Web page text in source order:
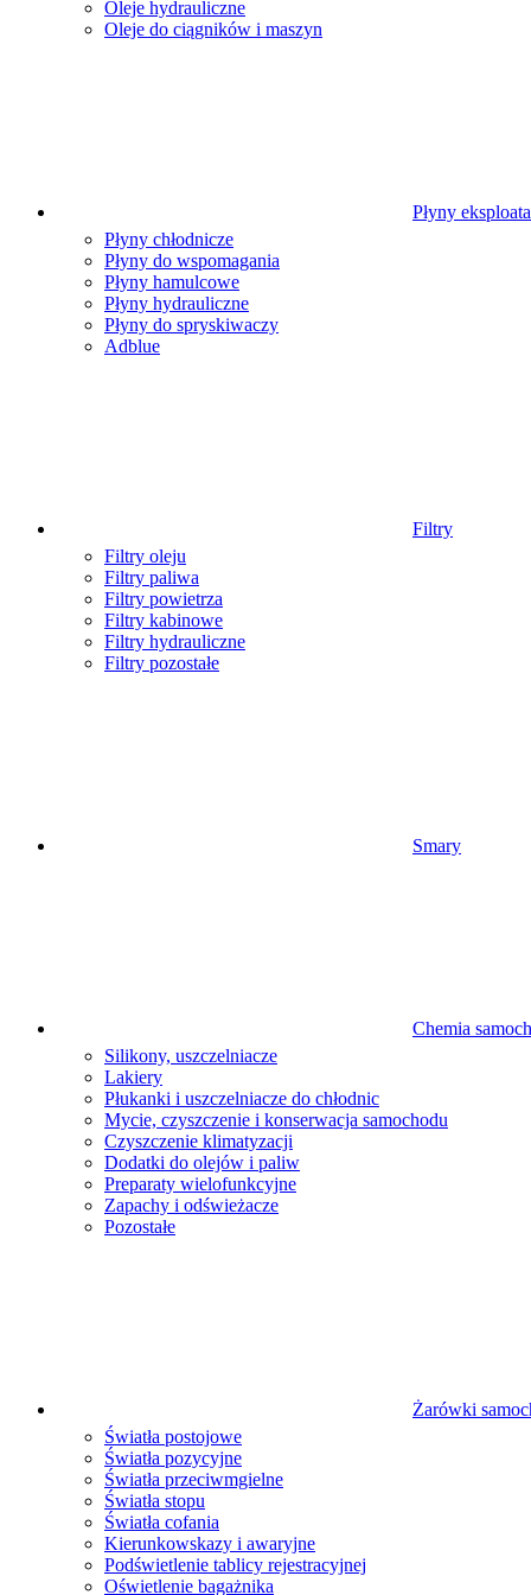
Oleje hydrauliczne
Oleje do ciągników i maszyn
Płyny
Płyny chłodnicze
Płyny do wspomagania
Płyny hamulcowe
Płyny hydrauliczne
Płyny do spryskiwaczy
Adblue
Filtry
Filtry oleju
Filtry paliwa
Filtry powietrza
Filtry kabinowe
Filtry hydrauliczne
Filtry pozostałe
Smary
Chemia
Silikony, uszczelniacze
Lakiery
Płukanki i uszczelniacze do chłodnic
Mycie, czyszczenie i konserwacja samochodu
Czyszczenie klimatyzacji
Dodatki do olejów i paliw
Preparaty wielofunkcyjne
Zapachy i odświeżacze
Pozostałe
Żarówki
Światła postojowe
Światła pozycyjne
Światła przeciwmgielne
Światła stopu
Światła cofania
Kierunkowskazy i awaryjne
Podświetlenie tablicy rejestracyjnej
Oświetlenie bagażnika